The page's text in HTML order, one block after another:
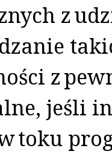
z
z
jeśli
toku